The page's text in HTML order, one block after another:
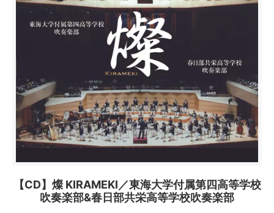
【CD】燦 KIRAMEKI／東海大学付属第四高等学校
吹奏楽部&春日部共栄高等学校吹奏楽部